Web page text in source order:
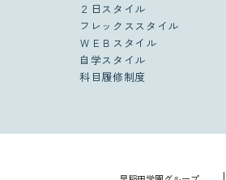
２日スタイル
フレックススタイル
ＷＥＢスタイル
自学スタイル
科目履修制度